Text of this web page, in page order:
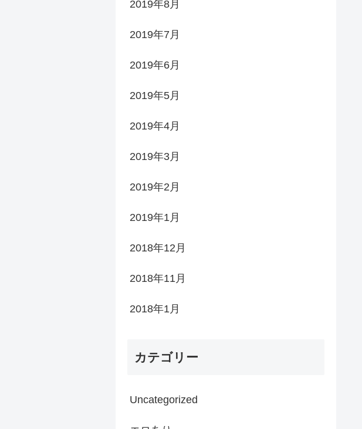
2019年8月
2019年7月
2019年6月
2019年5月
2019年4月
2019年3月
2019年2月
2019年1月
2018年12月
2018年11月
2018年1月
カテゴリー
Uncategorized